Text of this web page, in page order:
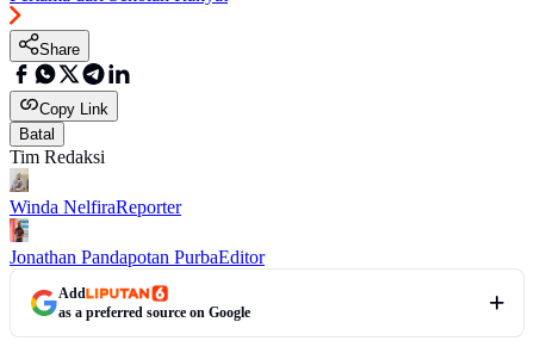
Share
Copy Link
Batal
Tim Redaksi
Winda NelfiraReporter
Jonathan Pandapotan PurbaEditor
Add
as a preferred source on Google